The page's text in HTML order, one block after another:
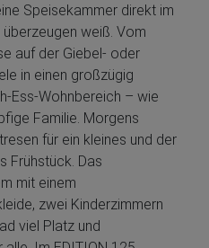
Speisekammer direkt im
weiß. Vom
auf der Giebel- oder
in einen großzügig
Ess-Wohnbereich – wie
Familie. Morgens
für ein kleines und der
Frühstück. Das
mit einem
zwei Kinderzimmern
viel Platz und